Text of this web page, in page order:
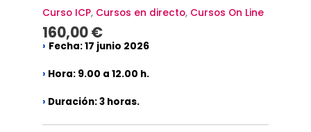
Curso ICP, Cursos en directo, Cursos On Line
160,00€
› Fecha: 17 junio 2026
› Hora: 9.00 a 12.00 h.
› Duración:3 horas.